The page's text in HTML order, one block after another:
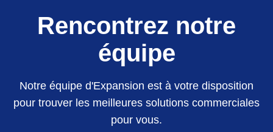
Rencontrez notre
équipe
Notre équipe d'Expansion est à votre disposition
pour trouver les meilleures solutions commerciales
pour vous.